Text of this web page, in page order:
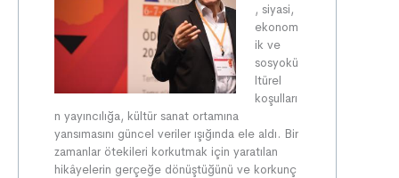
, siyasi,
ekonom
ik ve
sosyokü
ltürel
koşulları
n yayıncılığa, kültür sanat ortamına
yansımasını güncel veriler ışığında ele aldı. Bir
zamanlar ötekileri korkutmak için yaratılan
hikâyelerin gerçeğe dönüştüğünü ve korkunç